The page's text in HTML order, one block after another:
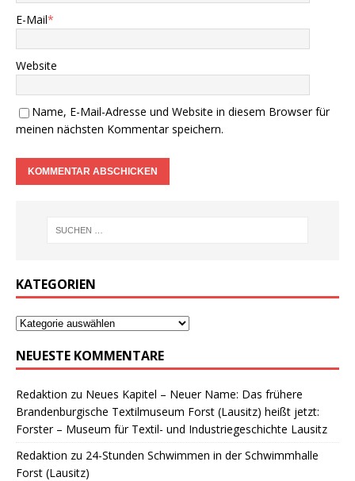
E-Mail*
Website
Name, E-Mail-Adresse und Website in diesem Browser für
meinen nächsten Kommentar speichern.
KATEGORIEN
NEUESTE KOMMENTARE
Redaktion zu Neues Kapitel – Neuer Name: Das frühere
Brandenburgische Textilmuseum Forst (Lausitz) heißt jetzt:
Forster – Museum für Textil- und Industriegeschichte Lausitz
Redaktion zu 24-Stunden Schwimmen in der Schwimmhalle
Forst (Lausitz)